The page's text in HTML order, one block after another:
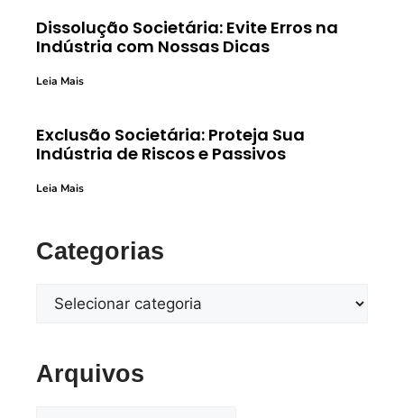
Dissolução Societária: Evite Erros na
Indústria com Nossas Dicas
Leia Mais
Exclusão Societária: Proteja Sua
Indústria de Riscos e Passivos
Leia Mais
Categorias
Arquivos